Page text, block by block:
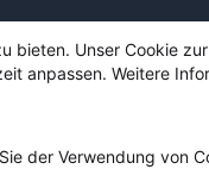
Unser Cookie
anpassen. Weitere
der Verwendung von